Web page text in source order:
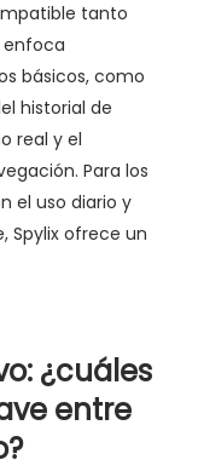
tanto
enfoca
básicos, como
historial de
real y el
Para los
el uso diario y
Spylix ofrece un
¿cuáles
entre